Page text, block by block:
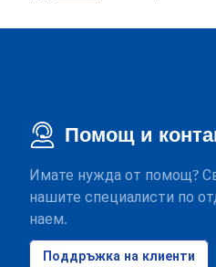
Помощ и
Имате нужда от помощ?
нашите специалисти по
наем.
Поддръжка на клиенти